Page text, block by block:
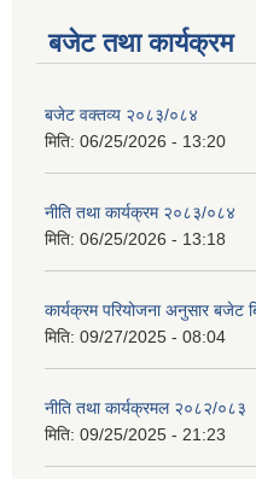
बजेट तथा कार्यक्रम
बजेट वक्तव्य २०८३/०८४
मिति: 06/25/2026 - 13:20
नीति तथा कार्यक्रम २०८३/०८४
मिति: 06/25/2026 - 13:18
कार्यक्रम परियोजना अनुसार बजेट
मिति: 09/27/2025 - 08:04
नीति तथा कार्यक्रमल २०८२/०८३
मिति: 09/25/2025 - 21:23